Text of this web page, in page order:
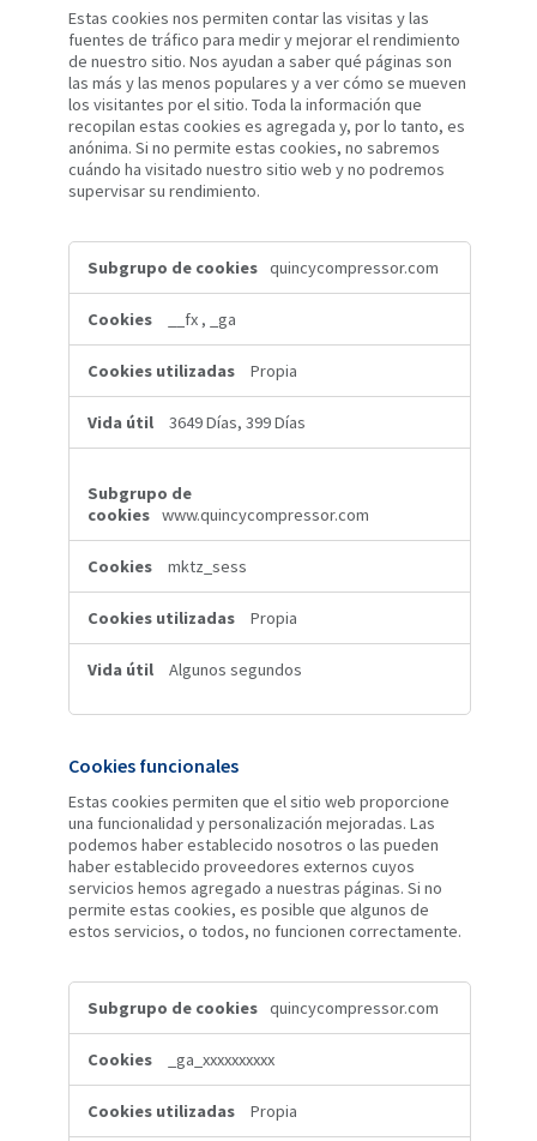
Estas cookies nos permiten contar las visitas y las
fuentes de tráfico para medir y mejorar el rendimiento
de nuestro sitio. Nos ayudan a saber qué páginas son
las más y las menos populares y a ver cómo se mueven
los visitantes por el sitio. Toda la información que
recopilan estas cookies es agregada y, por lo tanto, es
anónima. Si no permite estas cookies, no sabremos
cuándo ha visitado nuestro sitio web y no podremos
supervisar su rendimiento.
rendimiento
quincycompressor.com
__fx , _ga
Propia
3649 Días, 399 Días
www.quincycompressor.com
mktz_sess
Propia
Algunos segundos
Cookies funcionales
Estas cookies permiten que el sitio web proporcione
una funcionalidad y personalización mejoradas. Las
podemos haber establecido nosotros o las pueden
haber establecido proveedores externos cuyos
servicios hemos agregado a nuestras páginas. Si no
permite estas cookies, es posible que algunos de
estos servicios, o todos, no funcionen correctamente.
funcionales
quincycompressor.com
_ga_xxxxxxxxxx
Propia